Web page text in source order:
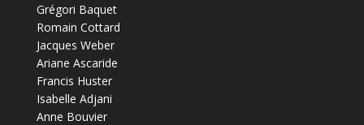
Grégori Baquet
Romain Cottard
Jacques Weber
Ariane Ascaride
Francis Huster
Isabelle Adjani
Anne Bouvier